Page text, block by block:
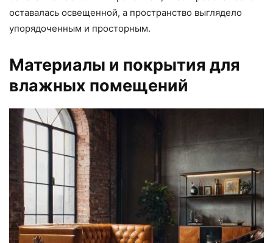
оставалась освещенной, а пространство выглядело
упорядоченным и просторным.
Материалы и покрытия для
влажных помещений